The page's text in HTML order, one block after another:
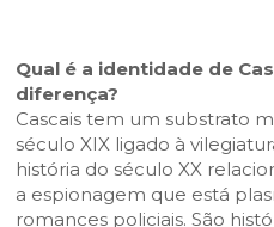
Qual é a identidade de
diferença?
Cascais tem um substrato
século XIX ligado à
história do século XX
a espionagem que está
romances policiais. São